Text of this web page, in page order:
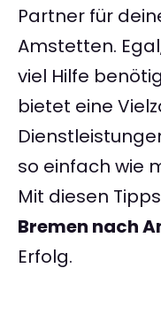
Partner für
Amstetten.
viel Hilfe
bietet eine
so einfach wie
Mit diesen
Bremen nach
Erfolg.